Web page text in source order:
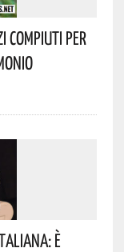
Compiuti Per
È